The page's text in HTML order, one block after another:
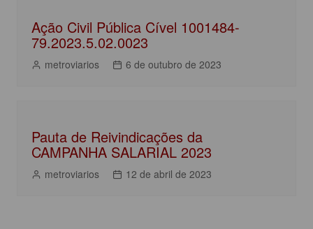
k
Ação Civil Pública Cível 1001484-
79.2023.5.02.0023
metroviarios 6 de outubro de 2023
Pauta de Reivindicações da
CAMPANHA SALARIAL 2023
metroviarios 12 de abril de 2023